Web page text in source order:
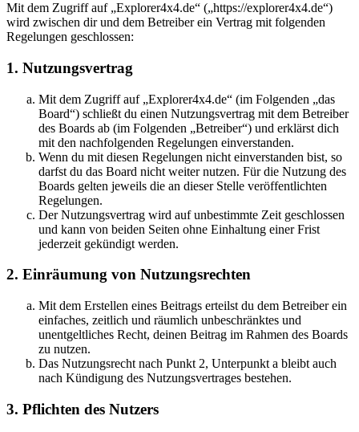
Mit dem Zugriff auf „Explorer4x4.de“ („https://explorer4x4.de“)
wird zwischen dir und dem Betreiber ein Vertrag mit folgenden
Regelungen geschlossen:
1. Nutzungsvertrag
Mit dem Zugriff auf „Explorer4x4.de“ (im Folgenden „das
Board“) schließt du einen Nutzungsvertrag mit dem Betreiber
des Boards ab (im Folgenden „Betreiber“) und erklärst dich
mit den nachfolgenden Regelungen einverstanden.
Wenn du mit diesen Regelungen nicht einverstanden bist, so
darfst du das Board nicht weiter nutzen. Für die Nutzung des
Boards gelten jeweils die an dieser Stelle veröffentlichten
Regelungen.
Der Nutzungsvertrag wird auf unbestimmte Zeit geschlossen
und kann von beiden Seiten ohne Einhaltung einer Frist
jederzeit gekündigt werden.
2. Einräumung von Nutzungsrechten
Mit dem Erstellen eines Beitrags erteilst du dem Betreiber ein
einfaches, zeitlich und räumlich unbeschränktes und
unentgeltliches Recht, deinen Beitrag im Rahmen des Boards
zu nutzen.
Das Nutzungsrecht nach Punkt 2, Unterpunkt a bleibt auch
nach Kündigung des Nutzungsvertrages bestehen.
3. Pflichten des Nutzers